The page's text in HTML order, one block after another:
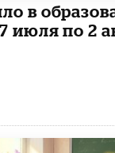
в
июля по 2